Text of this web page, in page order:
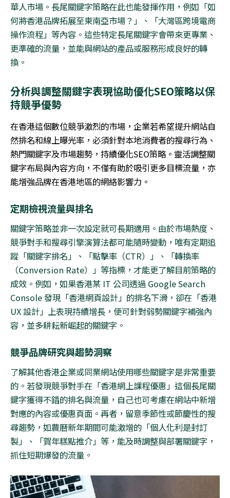
華人市場。長尾關鍵字策略在此也能發揮作用，例如「如
何將香港品牌拓展至東南亞市場？」、「大灣區跨境電商
操作流程」等內容。這些特定長尾關鍵字會帶來更專業、
更準確的流量，並能與網站的產品或服務形成良好的轉
換。
分析與調整關鍵字表現協助優化SEO策略以保
持競爭優勢
在香港這個數位競爭激烈的市場，企業若希望提升網站自
然排名和線上曝光率，必須針對本地消費者的搜尋行為、
熱門關鍵字及市場趨勢，持續優化SEO策略。靈活調整關
鍵字布局與內容方向，不僅有助於吸引更多目標流量，亦
能增強品牌在香港地區的網絡影響力。
定期檢視流量與排名
關鍵字策略並非一次設定就可長期適用。由於市場熱度、
競爭對手和搜尋引擎演算法都可能隨時變動，唯有定期追
蹤「關鍵字排名」、「點擊率（CTR）」、「轉換率
（Conversion Rate）」等指標，才能更了解目前策略的
成效。例如，如果香港某 IT 公司透過 Google Search
Console發現「香港網頁設計」的排名下滑，卻在「香港
UX設計」上表現持續增長，便可針對弱勢關鍵字補強內
容，並多耕耘新崛起的關鍵字。
競爭品牌研究與趨勢洞察
了解其他香港企業或同業網站使用哪些關鍵字是非常重要
的。若發現競爭對手在「香港網上課程優惠」這個長尾關
鍵字獲得不錯的排名與流量，自己也可考慮在網站中新增
對應的內容或優惠頁面。再者，留意季節性或節慶性的搜
尋趨勢，如農曆新年期間可能激增的「個人化利是封訂
製」、「賀年糕點推介」等，能及時調整與部署關鍵字，
抓住短期爆發的流量。